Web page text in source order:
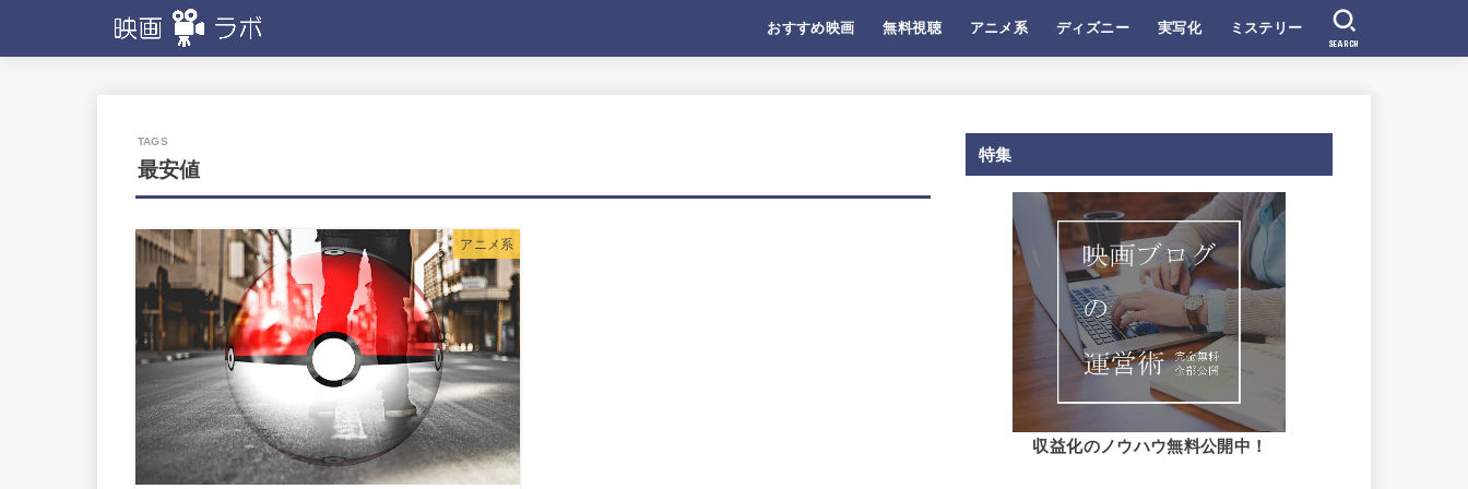
おすすめ映画 無料視聴 アニメ系 ディズニー 実写化 ミステリー
SEARCH
最安値
アニメ系
特集
収益化のノウハウ無料公開中！